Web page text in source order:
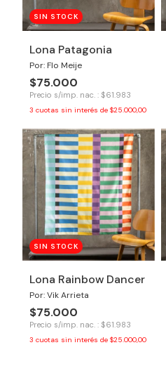
SIN STOCK
Lona Patagonia
Por: Flo Meije
$75.000
Precio s/imp. nac. : $61.983
3 cuotas sin interés de $25.000,00
SIN STOCK
Lona Rainbow Dancer
Por: Vik Arrieta
$75.000
Precio s/imp. nac. : $61.983
3 cuotas sin interés de $25.000,00